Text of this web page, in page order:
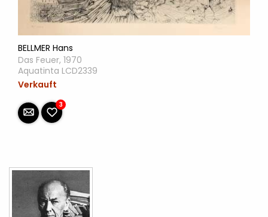
BELLMER Hans
Das Feuer, 1970
Aquatinta LCD2339
Verkauft
3